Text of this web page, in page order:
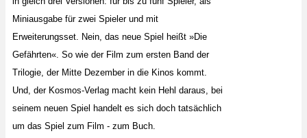
Miniausgabe für zwei Spieler und mit
Erweiterungsset. Nein, das neue Spiel heißt »Die
Gefährten«. So wie der Film zum ersten Band der
Trilogie, der Mitte Dezember in die Kinos kommt.
Und, der Kosmos-Verlag macht kein Hehl daraus, bei
seinem neuen Spiel handelt es sich doch tatsächlich
um das Spiel zum Film - zum Buch.